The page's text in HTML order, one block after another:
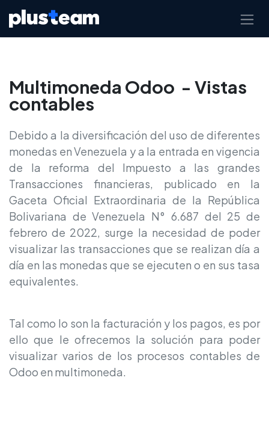
Ir al contenido
Multimoneda Odoo - Vistas
contables
Debido a la diversificación del uso de diferentes
monedas en Venezuela y a la entrada en vigencia
de la reforma del Impuesto a las grandes
Transacciones financieras, publicado en la
Gaceta Oficial Extraordinaria de la República
Bolivariana de Venezuela N° 6.687 del 25 de
febrero de 2022, surge la necesidad de poder
visualizar las transacciones que se realizan día a
día en las monedas que se ejecuten o en sus tasa
equivalentes.
Tal como lo son la facturación y los pagos, es por
ello que le ofrecemos la solución para poder
visualizar varios de los procesos contables de
Odoo en multimoneda.